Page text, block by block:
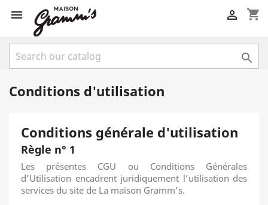
 shopping_cart


Conditions d'utilisation
Conditions générale d'utilisation
Règle n° 1
Les présentes CGU ou Conditions Générales
d’Utilisation encadrent juridiquement l’utilisation des
services du site de La maison Gramm's.